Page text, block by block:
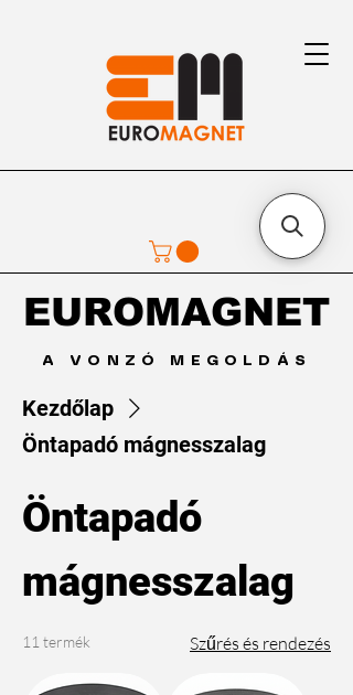
A VONZÓ MEGOLDÁS
EUROMAGNET
EUROMAGNET
Kezdőlap
Öntapadó mágnesszalag
Öntapadó
mágnesszalag
11 termék Szűrés és rendezés